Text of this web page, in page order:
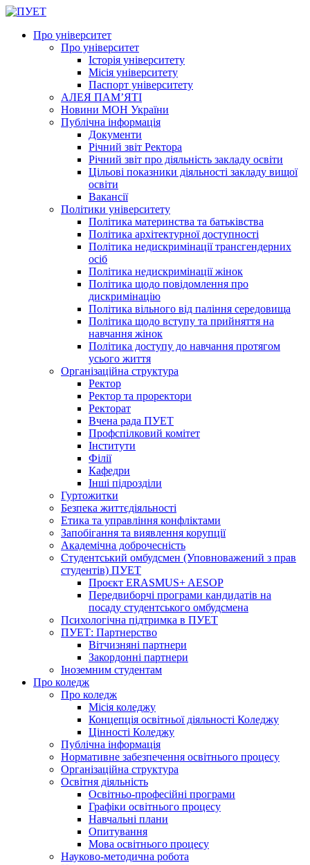
Про університет
Про університет
Історія університету
Місія університету
Паспорт університету
АЛЕЯ ПАМ’ЯТІ
Новини МОН України
Публічна інформація
Документи
Річний звіт Ректора
Річний звіт про діяльність закладу освіти
Цільові показники діяльності закладу вищої
освіти
Вакансії
Політики університету
Політика материнства та батьківства
Політика архітектурної доступності
Політика недискримінації трансгендерних
осіб
Політика недискримінації жінок
Політика щодо повідомлення про
дискримінацію
Політика вільного від паління середовища
Політика щодо вступу та прийняття на
навчання жінок
Політика доступу до навчання протягом
усього життя
Організаційна структура
Ректор
Ректор та проректори
Ректорат
Вчена рада ПУЕТ
Профспілковий комітет
Інститути
Філії
Кафедри
Інші підрозділи
Гуртожитки
Безпека життєдіяльності
Етика та управління конфліктами
Запобігання та виявлення корупції
Академічна доброчесність
Студентський омбудсмен (Уповноважений з прав
студентів) ПУЕТ
Проєкт ERASMUS+ AESOP
Передвиборчі програми кандидатів на
посаду студентського омбудсмена
Психологічна підтримка в ПУЕТ
ПУЕТ: Партнерство
Вітчизняні партнери
Закордонні партнери
Іноземним студентам
Про коледж
Про коледж
Місія коледжу
Концепція освітньої діяльності Коледжу
Цінності Коледжу
Публічна інформація
Нормативне забезпечення освітнього процесу
Організаційна структура
Освітня діяльність
Освітньо-професійні програми
Графіки освітнього процесу
Навчальні плани
Опитування
Мова освітнього процесу
Науково-методична робота